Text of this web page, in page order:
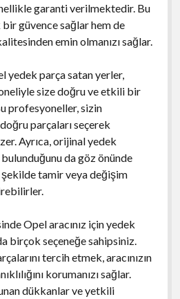
garanti verilmektedir. Bu
güvence sağlar hem de
emin olmanızı sağlar.
yedek parça satan yerler,
size doğru ve etkili bir
profesyoneller, sizin
parçaları seçerek
Ayrıca, orijinal yedek
da göz önünde
şekilde tamir veya değişim
Opel aracınız için yedek
birçok seçeneğe sahipsiniz.
tercih etmek, aracınızın
korumanızı sağlar.
dükkanlar ve yetkili